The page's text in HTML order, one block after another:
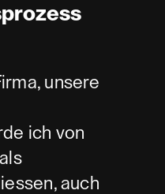
unsere
ich von
auch